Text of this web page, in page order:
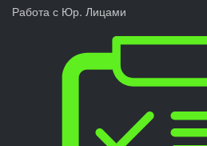
Работа с Юр. Лицами